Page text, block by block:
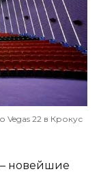
22 в Крокус
– новейшие